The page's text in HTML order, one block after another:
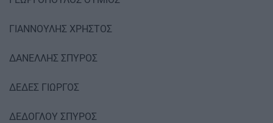
ΓΙΑΝΝΟΥΛΗΣ ΧΡΗΣΤΟΣ
ΔΑΝΕΛΛΗΣ ΣΠΥΡΟΣ
ΔΕΔΕΣ ΓΙΩΡΓΟΣ
ΔΕΔΟΓΛΟΥ ΣΠΥΡΟΣ